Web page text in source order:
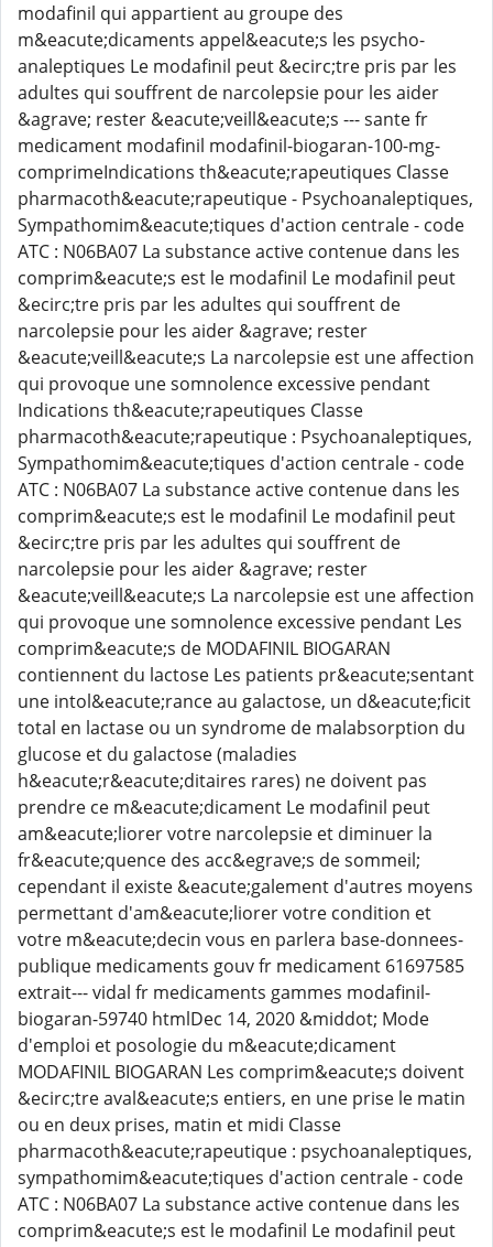
modafinil qui appartient au groupe des
m&eacute;dicaments appel&eacute;s les psycho-
analeptiques Le modafinil peut &ecirc;tre pris par les
adultes qui souffrent de narcolepsie pour les aider
&agrave; rester &eacute;veill&eacute;s --- sante fr
medicament modafinil modafinil-biogaran-100-mg-
comprimeIndications th&eacute;rapeutiques Classe
pharmacoth&eacute;rapeutique - Psychoanaleptiques,
Sympathomim&eacute;tiques d'action centrale - code
ATC : N06BA07 La substance active contenue dans les
comprim&eacute;s est le modafinil Le modafinil peut
&ecirc;tre pris par les adultes qui souffrent de
narcolepsie pour les aider &agrave; rester
&eacute;veill&eacute;s La narcolepsie est une affection
qui provoque une somnolence excessive pendant
Indications th&eacute;rapeutiques Classe
pharmacoth&eacute;rapeutique : Psychoanaleptiques,
Sympathomim&eacute;tiques d'action centrale - code
ATC : N06BA07 La substance active contenue dans les
comprim&eacute;s est le modafinil Le modafinil peut
&ecirc;tre pris par les adultes qui souffrent de
narcolepsie pour les aider &agrave; rester
&eacute;veill&eacute;s La narcolepsie est une affection
qui provoque une somnolence excessive pendant Les
comprim&eacute;s de MODAFINIL BIOGARAN
contiennent du lactose Les patients pr&eacute;sentant
une intol&eacute;rance au galactose, un d&eacute;ficit
total en lactase ou un syndrome de malabsorption du
glucose et du galactose (maladies
h&eacute;r&eacute;ditaires rares) ne doivent pas
prendre ce m&eacute;dicament Le modafinil peut
am&eacute;liorer votre narcolepsie et diminuer la
fr&eacute;quence des acc&egrave;s de sommeil;
cependant il existe &eacute;galement d'autres moyens
permettant d'am&eacute;liorer votre condition et
votre m&eacute;decin vous en parlera base-donnees-
publique medicaments gouv fr medicament 61697585
extrait--- vidal fr medicaments gammes modafinil-
biogaran-59740 htmlDec 14, 2020 &middot; Mode
d'emploi et posologie du m&eacute;dicament
MODAFINIL BIOGARAN Les comprim&eacute;s doivent
&ecirc;tre aval&eacute;s entiers, en une prise le matin
ou en deux prises, matin et midi Classe
pharmacoth&eacute;rapeutique : psychoanaleptiques,
sympathomim&eacute;tiques d'action centrale - code
ATC : N06BA07 La substance active contenue dans les
comprim&eacute;s est le modafinil Le modafinil peut